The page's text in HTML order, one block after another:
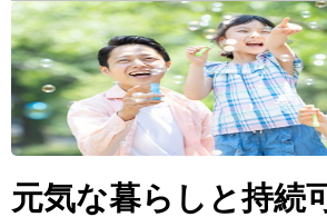
元気な暮らしと持続